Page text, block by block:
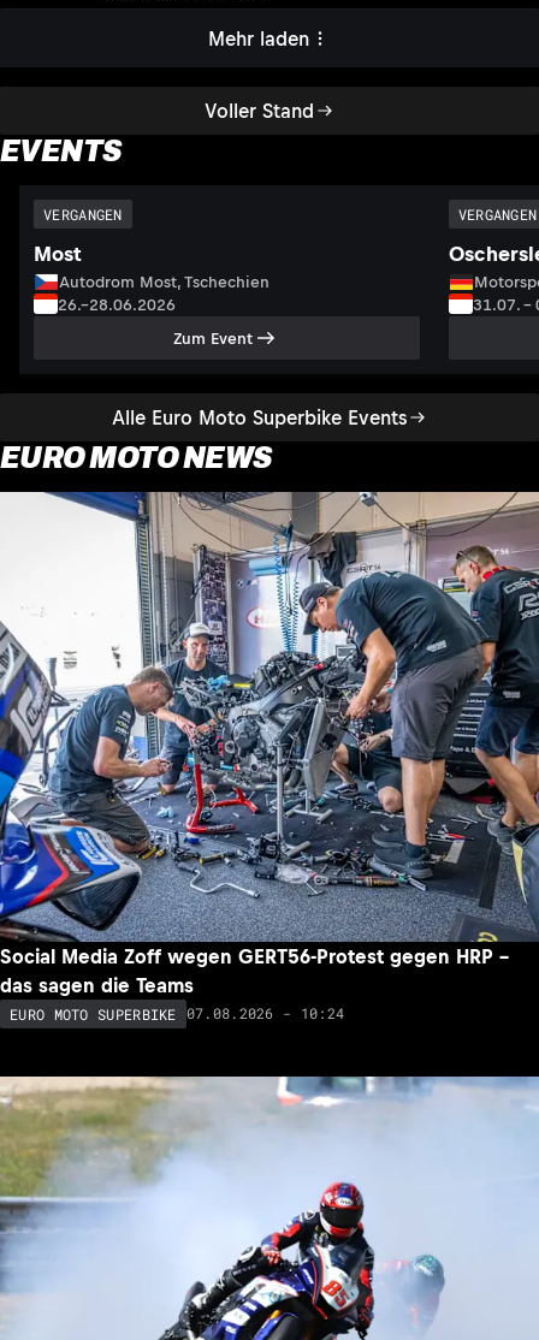
Voller Stand
Mehr laden
EVENTS
Alle Euro Moto Superbike Events
VERGANGEN
Most
Autodrom Most, Tschechien
26.–28.06.2026
Zum Event
VERGANGEN
31.07. –
EURO MOTO NEWS
Social Media Zoff wegen GERT56-Protest gegen HRP –
das sagen die Teams
EURO MOTO SUPERBIKE 07.08.2026 - 10:24